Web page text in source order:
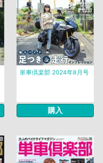
単車倶楽部 2024年8月号
購入